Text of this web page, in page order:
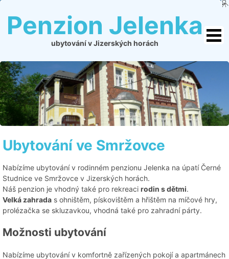
Penzion Jelenka
ubytování v Jizerských horách
Ubytování ve Smržovce
Nabízíme ubytování v rodinném penzionu Jelenka na úpatí Černé
Studnice ve Smržovce v Jizerských horách.
Náš penzion je vhodný také pro rekreaci rodin s dětmi.
Velká zahrada s ohništěm, pískovištěm a hřištěm na míčové hry,
prolézačka se skluzavkou, vhodná také pro zahradní párty.
Možnosti ubytování
Nabízíme ubytování v komfortně zařízených pokojí a apartmánech